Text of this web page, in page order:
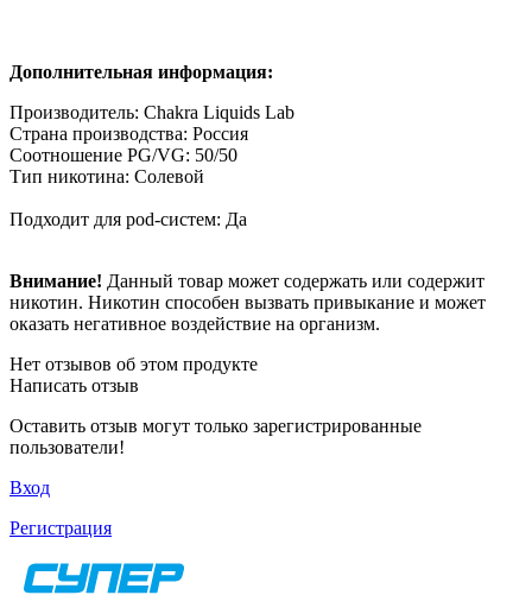
Дополнительная информация:
Производитель: Chakra Liquids Lab
Страна производства: Россия
Соотношение PG/VG: 50/50
Тип никотина: Солевой
Подходит для pod-систем: Да
Внимание! Данный товар может содержать или содержит
никотин. Никотин способен вызвать привыкание и может
оказать негативное воздействие на организм.
Нет отзывов об этом продукте
Написать отзыв
Оставить отзыв могут только зарегистрированные
пользователи!
Вход
Регистрация